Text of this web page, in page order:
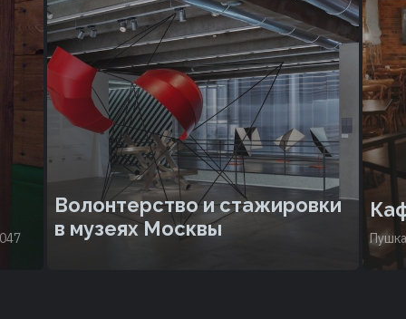
Волонтерство и стажировки
в музеях Москвы